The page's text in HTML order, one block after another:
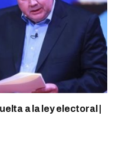
a la ley electoral |